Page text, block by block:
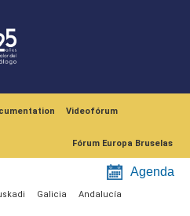
Videofórum
Fórum Europa Bruselas
Agenda
Galicia Andalucía